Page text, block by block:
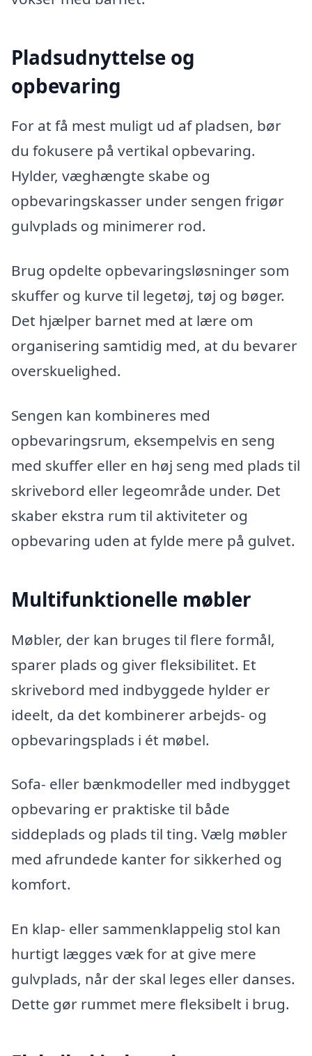
Pladsudnyttelse og
opbevaring
For at få mest muligt ud af pladsen, bør
du fokusere på vertikal opbevaring.
Hylder, væghængte skabe og
opbevaringskasser under sengen frigør
gulvplads og minimerer rod.
Brug opdelte opbevaringsløsninger som
skuffer og kurve til legetøj, tøj og bøger.
Det hjælper barnet med at lære om
organisering samtidig med, at du bevarer
overskuelighed.
Sengen kan kombineres med
opbevaringsrum, eksempelvis en seng
med skuffer eller en høj seng med plads til
skrivebord eller legeområde under. Det
skaber ekstra rum til aktiviteter og
opbevaring uden at fylde mere på gulvet.
Multifunktionelle møbler
Møbler, der kan bruges til flere formål,
sparer plads og giver fleksibilitet. Et
skrivebord med indbyggede hylder er
ideelt, da det kombinerer arbejds- og
opbevaringsplads i ét møbel.
Sofa- eller bænkmodeller med indbygget
opbevaring er praktiske til både
siddeplads og plads til ting. Vælg møbler
med afrundede kanter for sikkerhed og
komfort.
En klap- eller sammenklappelig stol kan
hurtigt lægges væk for at give mere
gulvplads, når der skal leges eller danses.
Dette gør rummet mere fleksibelt i brug.